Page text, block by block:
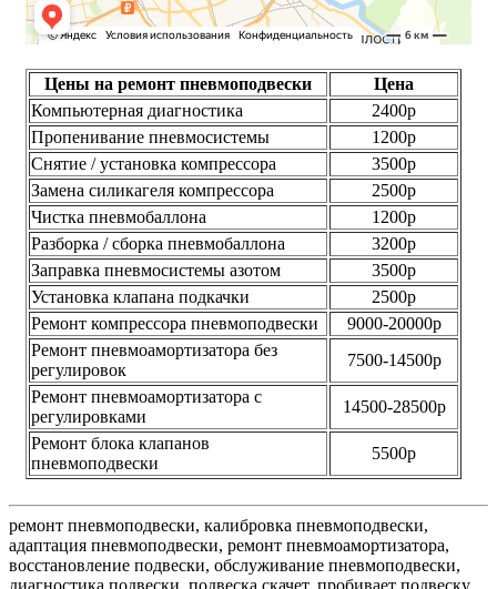
Цены на ремонт пневмоподвески
Цена
Компьютерная диагностика
2400р
Пропенивание пневмосистемы
1200р
Снятие / установка компрессора
3500р
Замена силикагеля компрессора
2500р
Чистка пневмобаллона
1200р
Разборка / сборка пневмобаллона
3200р
Заправка пневмосистемы азотом
3500р
Установка клапана подкачки
2500р
Ремонт компрессора пневмоподвески
9000-20000р
Ремонт пневмоамортизатора без
регулировок
7500-14500р
Ремонт пневмоамортизатора с
регулировками
14500-28500р
Ремонт блока клапанов
пневмоподвески
5500р
ремонт пневмоподвески, калибровка пневмоподвески,
адаптация пневмоподвески, ремонт пневмоамортизатора,
восстановление подвески, обслуживание пневмоподвески,
диагностика подвески, подвеска скачет, пробивает подвеску,